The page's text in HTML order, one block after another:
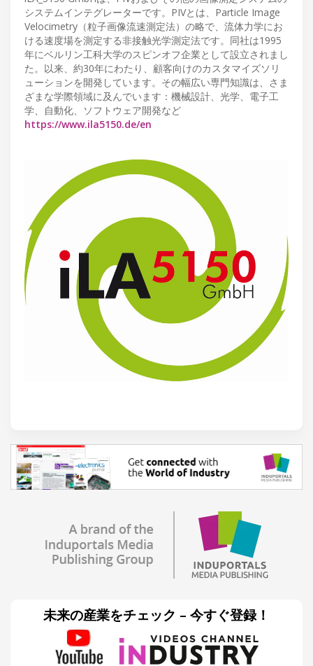
システムインテグレーターです。PIVとは、Particle Image
Velocimetry（粒子画像流速測定法）の略で、流体力学にお
ける速度場を測定する非接触光学測定法です。同社は1995
年にベルリン工科大学のスピンオフ企業として設立されまし
た。以来、約30年にわたり、顧客向けのカスタマイズソリ
ューションを開発しています。その幅広い専門知識は、さま
ざまな学際領域に及んでいます：機械設計、光学、電子工
学、自動化、ソフトウェア開発など
https://www.ila5150.de/en
未来の産業をチェック – 今すぐ登録！